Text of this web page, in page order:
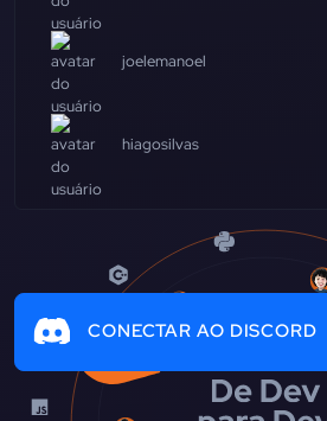
joelemanoel
hiagosilvas
CONECTAR AO DISCORD